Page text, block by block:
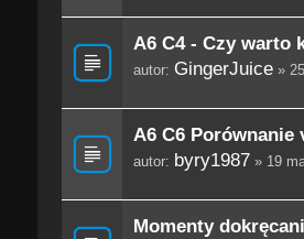
A6 C4 - Czy warto
autor: GingerJuice»
A6 C6 Porównanie
autor: byry1987 » 19
Momenty